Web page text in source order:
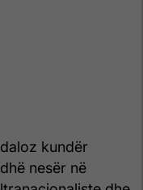
kundër
nesër në